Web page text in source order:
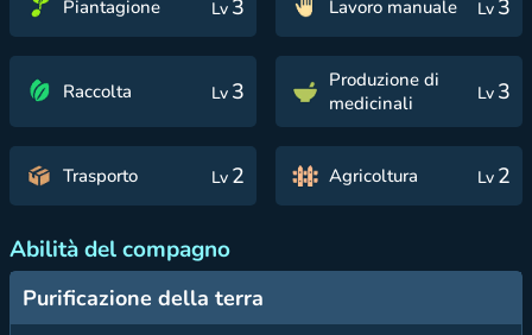
Piantagione Lv 3 Lavoro manuale Lv 3
Raccolta Lv 3
Produzione di
medicinali
Lv 3
Trasporto Lv 2 Agricoltura Lv 2
Abilità del compagno
Purificazione della terra